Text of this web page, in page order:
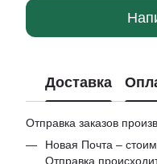
Доставка
Отправка заказов
Новая Почта –
Отправка